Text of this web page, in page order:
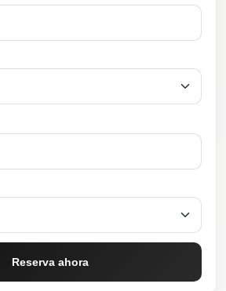
Reserva ahora